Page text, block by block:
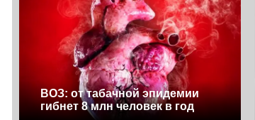
ВОЗ: от табачной эпидемии
гибнет 8 млн человек в год